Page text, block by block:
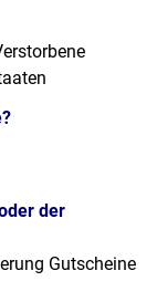
der
Gutscheine